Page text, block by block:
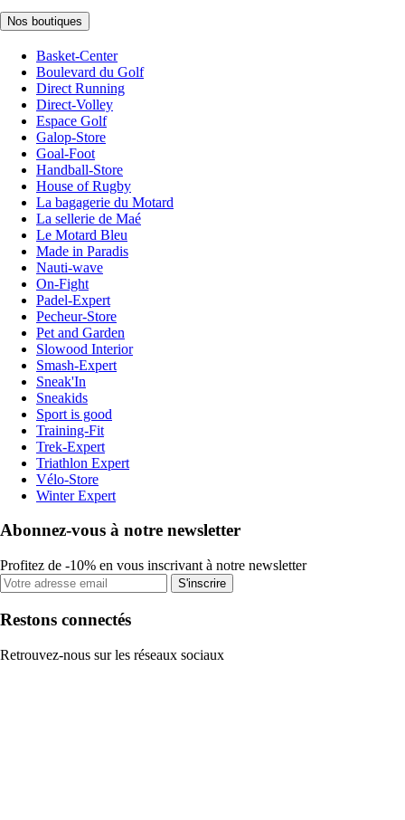
Nos boutiques
Basket-Center
Boulevard du Golf
Direct Running
Direct-Volley
Espace Golf
Galop-Store
Goal-Foot
Handball-Store
House of Rugby
La bagagerie du Motard
La sellerie de Maé
Le Motard Bleu
Made in Paradis
Nauti-wave
On-Fight
Padel-Expert
Pecheur-Store
Pet and Garden
Slowood Interior
Smash-Expert
Sneak'In
Sneakids
Sport is good
Training-Fit
Trek-Expert
Triathlon Expert
Vélo-Store
Winter Expert
Abonnez-vous à notre newsletter
Profitez de -10% en vous inscrivant à notre newsletter
S'inscrire
Restons connectés
Retrouvez-nous sur les réseaux sociaux